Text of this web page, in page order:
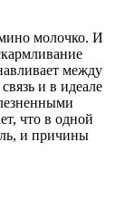
молочко. И
между
и в идеале
что в одной
и причины